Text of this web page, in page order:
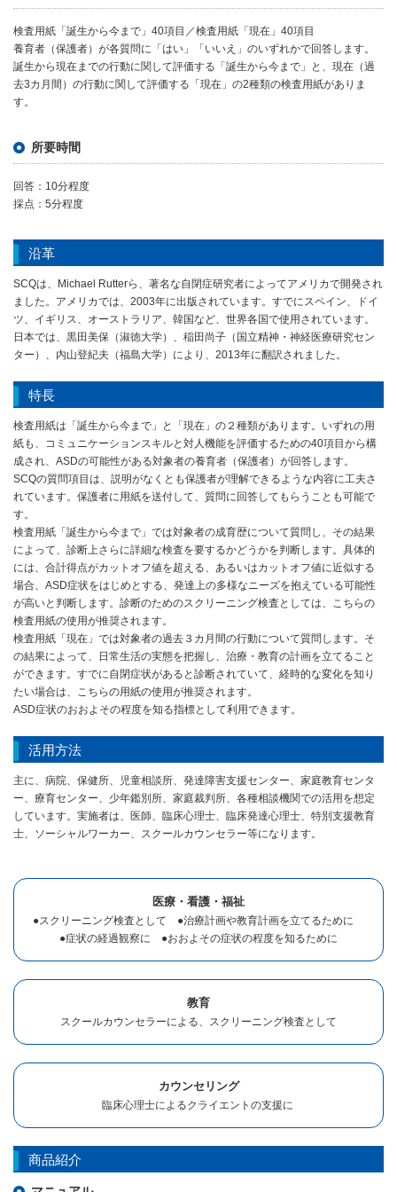
検査用紙「誕生から今まで」40項目／検査用紙「現在」40項目
養育者（保護者）が各質問に「はい」「いいえ」のいずれかで回答します。
誕生から現在までの行動に関して評価する「誕生から今まで」と、現在（過
去3カ月間）の行動に関して評価する「現在」の2種類の検査用紙がありま
す。
所要時間
回答：10分程度
採点：5分程度
沿革
SCQは、Michael Rutterら、著名な自閉症研究者によってアメリカで開発され
ました。アメリカでは、2003年に出版されています。すでにスペイン、ドイ
ツ、イギリス、オーストラリア、韓国など、世界各国で使用されています。
日本では、黒田美保（淑徳大学）、稲田尚子（国立精神・神経医療研究セン
ター）、内山登紀夫（福島大学）により、2013年に翻訳されました。
特長
検査用紙は「誕生から今まで」と「現在」の２種類があります。いずれの用
紙も、コミュニケーションスキルと対人機能を評価するための40項目から構
成され、ASDの可能性がある対象者の養育者（保護者）が回答します。
SCQの質問項目は、説明がなくとも保護者が理解できるような内容に工夫さ
れています。保護者に用紙を送付して、質問に回答してもらうことも可能で
す。
検査用紙「誕生から今まで」では対象者の成育歴について質問し、その結果
によって、診断上さらに詳細な検査を要するかどうかを判断します。具体的
には、合計得点がカットオフ値を超える、あるいはカットオフ値に近似する
場合、ASD症状をはじめとする、発達上の多様なニーズを抱えている可能性
が高いと判断します。診断のためのスクリーニング検査としては、こちらの
検査用紙の使用が推奨されます。
検査用紙「現在」では対象者の過去３カ月間の行動について質問します。そ
の結果によって、日常生活の実態を把握し、治療・教育の計画を立てること
ができます。すでに自閉症状があると診断されていて、経時的な変化を知り
たい場合は、こちらの用紙の使用が推奨されます。
ASD症状のおおよその程度を知る指標として利用できます。
活用方法
主に、病院、保健所、児童相談所、発達障害支援センター、家庭教育センタ
ー、療育センター、少年鑑別所、家庭裁判所、各種相談機関での活用を想定
しています。実施者は、医師、臨床心理士、臨床発達心理士、特別支援教育
士、ソーシャルワーカー、スクールカウンセラー等になります。
医療・看護・福祉
●スクリーニング検査として ●治療計画や教育計画を立てるために
●症状の経過観察に ●おおよその症状の程度を知るために
教育
スクールカウンセラーによる、スクリーニング検査として
カウンセリング
臨床心理士によるクライエントの支援に
商品紹介